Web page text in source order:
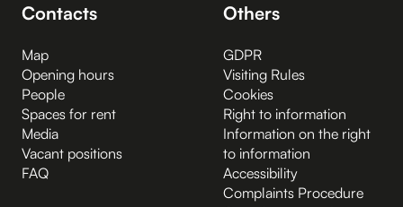
Contacts
Map
Opening hours
People
Spaces for rent
Media
Vacant positions
FAQ
Others
GDPR
Visiting Rules
Cookies
Right to information
Information on the right
to information
Accessibility
Complaints Procedure